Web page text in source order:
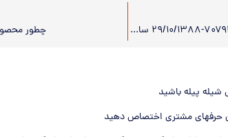
رأی ابطال بخشنامه شماره۷۰۷۹۳-۲۹/۱۰/۱۳۸۸ سازمان امور مالیاتی کشور
چطور